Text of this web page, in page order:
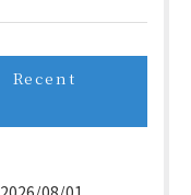
Recent